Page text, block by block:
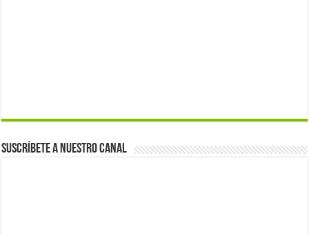
Suscríbete a nuestro canal